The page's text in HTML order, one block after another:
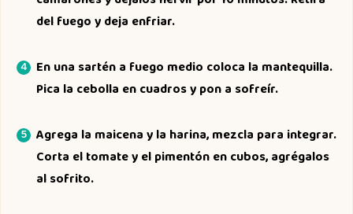
del fuego y deja enfriar.
En una sartén a fuego medio coloca la mantequilla.
Pica la cebolla en cuadros y pon a sofreír.
Agrega la maicena y la harina, mezcla para integrar.
Corta el tomate y el pimentón en cubos, agrégalos
al sofrito.